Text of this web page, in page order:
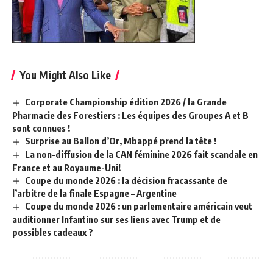
You Might Also Like
Corporate Championship édition 2026 / la Grande
Pharmacie des Forestiers : Les équipes des Groupes A et B
sont connues !
Surprise au Ballon d’Or, Mbappé prend la tête !
La non-diffusion de la CAN féminine 2026 fait scandale en
France et au Royaume-Uni!
Coupe du monde 2026 : la décision fracassante de
l’arbitre de la finale Espagne – Argentine
Coupe du monde 2026 : un parlementaire américain veut
auditionner Infantino sur ses liens avec Trump et de
possibles cadeaux ?